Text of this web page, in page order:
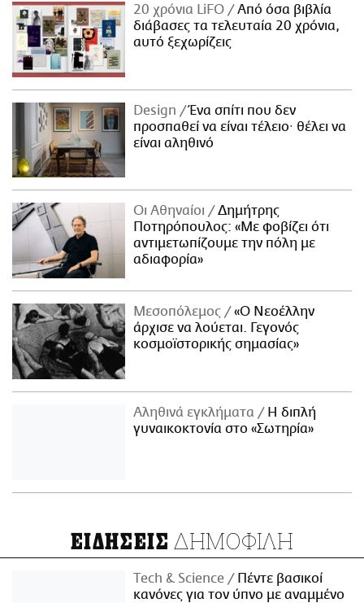
20 χρόνια LiFO
Από όσα βιβλία
διάβασες τα τελευταία 20 χρόνια,
αυτό ξεχωρίζεις
Design
Ένα σπίτι που δεν
προσπαθεί να είναι τέλειο· θέλει να
είναι αληθινό
Οι Αθηναίοι
Δημήτρης
Ποτηρόπουλος: «Με φοβίζει ότι
αντιμετωπίζουμε την πόλη με
αδιαφορία»
Μεσοπόλεμος
«Ο Νεοέλλην
άρχισε να λούεται. Γεγονός
κοσμοϊστορικής σημασίας»
Αληθινά εγκλήματα
Η διπλή
γυναικοκτονία στο «Σωτηρία»
ΕΙΔΗΣΕΙΣ ΔΗΜΟΦΙΛΗ
Τech & Science
Πέντε βασικοί
κανόνες για τον ύπνο με αναμμένο